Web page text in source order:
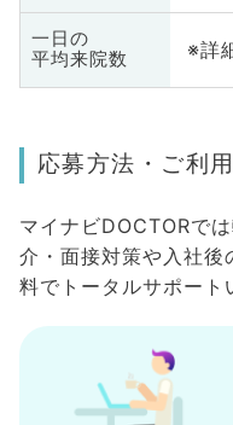
一日の
平均来院数
※詳
応募方法・ご利
マイナビDOCTORで
介・面接対策や入社後
料でトータルサポート